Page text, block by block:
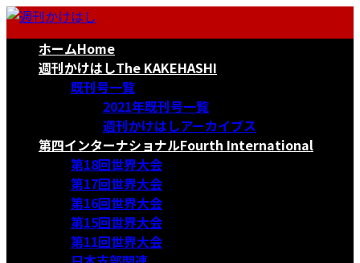
コ
ナ
ホームHome
週刊かけはしThe KAKEHASHI
既刊号一覧
2021年既刊号一覧
週刊かけはしアーカイブス
第四インターナショナルFourth International
第18回世界大会
第17回世界大会
第16回世界大会
第15回世界大会
第11回世界大会